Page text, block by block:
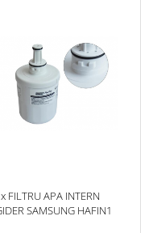
FILTRU APA INTERN
SAMSUNG HAFIN1